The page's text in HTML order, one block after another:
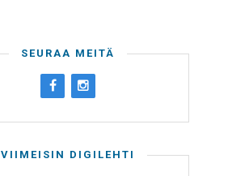
SEURAA MEITÄ
VIIMEISIN DIGILEHTI